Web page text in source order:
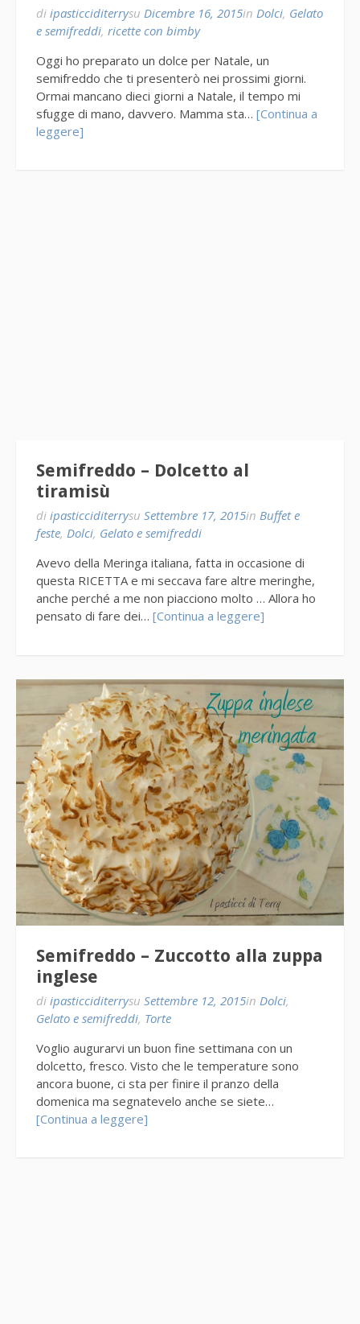
di ipasticciditerrysu Dicembre 16, 2015in Dolci, Gelato
e semifreddi, ricette con bimby
Oggi ho preparato un dolce per Natale, un
semifreddo che ti presenterò nei prossimi giorni.
Ormai mancano dieci giorni a Natale, il tempo mi
sfugge di mano, davvero. Mamma sta… [Continua a
leggere]
Semifreddo – Dolcetto al
tiramisù
di ipasticciditerrysu Settembre 17, 2015in Buffet e
feste, Dolci, Gelato e semifreddi
Avevo della Meringa italiana, fatta in occasione di
questa RICETTA e mi seccava fare altre meringhe,
anche perché a me non piacciono molto … Allora ho
pensato di fare dei… [Continua a leggere]
Semifreddo – Zuccotto alla zuppa
inglese
di ipasticciditerrysu Settembre 12, 2015in Dolci,
Gelato e semifreddi, Torte
Voglio augurarvi un buon fine settimana con un
dolcetto, fresco. Visto che le temperature sono
ancora buone, ci sta per finire il pranzo della
domenica ma segnatevelo anche se siete…
[Continua a leggere]